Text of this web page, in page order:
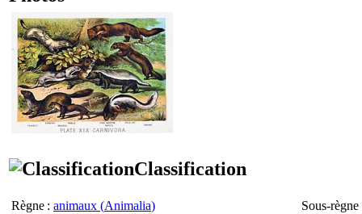
Classification
Règne : animaux (Animalia) Sous-règne